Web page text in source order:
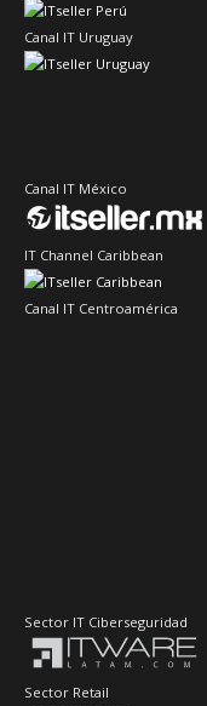
Canal IT Uruguay
Canal IT México
IT Channel Caribbean
Canal IT Centroamérica
Sector IT Ciberseguridad
Sector Retail